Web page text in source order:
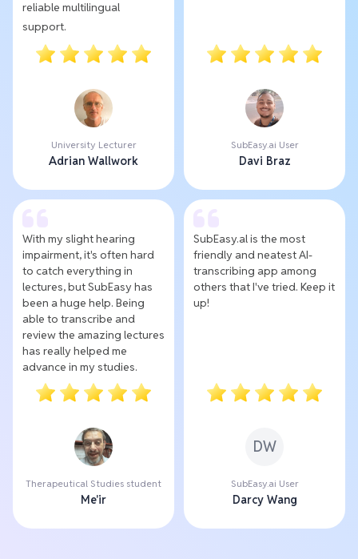
reliable multilingual
support.
University Lecturer
Adrian Wallwork
SubEasy.ai User
Davi Braz
With my slight hearing
impairment, it's often hard
to catch everything in
lectures, but SubEasy has
been a huge help. Being
able to transcribe and
review the amazing lectures
has really helped me
advance in my studies.
Therapeutical Studies student
Me'ir
SubEasy.al is the most
friendly and neatest AI-
transcribing app among
others that I've tried. Keep it
up!
DW
SubEasy.ai User
Darcy Wang